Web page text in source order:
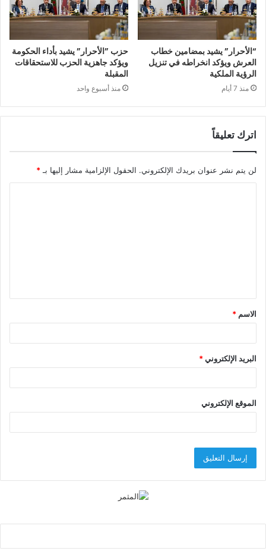
“الأحرار” يشيد بمضامين خطاب
العرش ويؤكد انخراطه في تنزيل
الرؤية الملكية
منذ 7 أيام
حزب ”الأحرار” يشيد بأداء الحكومة
ويؤكد جاهزية الحزب للاستحقاقات
المقبلة
منذ أسبوع واحد
اترك تعليقاً
لن يتم نشر عنوان بريدك الإلكتروني. الحقول الإلزامية مشار إليها بـ *
ق
*
الاسم *
البريد الإلكتروني*
الموقع الإلكتروني